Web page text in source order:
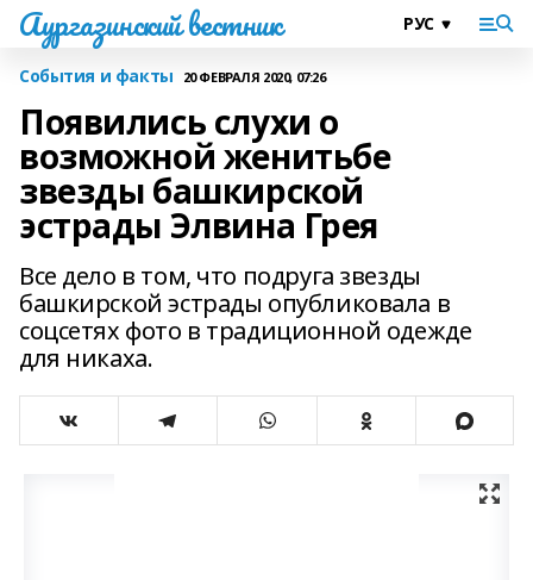
Аургазинский вестник
События и факты 20 ФЕВРАЛЯ 2020, 07:26
Появились слухи о
возможной женитьбе
звезды башкирской
эстрады Элвина Грея
Все дело в том, что подруга звезды
башкирской эстрады опубликовала в
соцсетях фото в традиционной одежде
для никаха.